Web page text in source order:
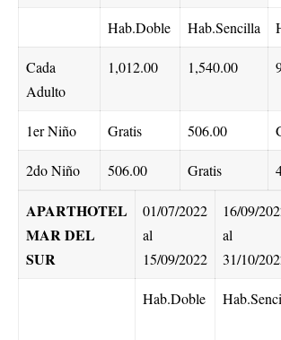
Hab.Doble Hab.Sencilla
Cada
Adulto
1,012.00 1,540.00
1er Niño Gratis 506.00
2do Niño 506.00 Gratis
APARTHOTEL
MAR DEL
SUR
01/07/2022
al
15/09/2022
16/09/
al
31/10/
Hab.Doble